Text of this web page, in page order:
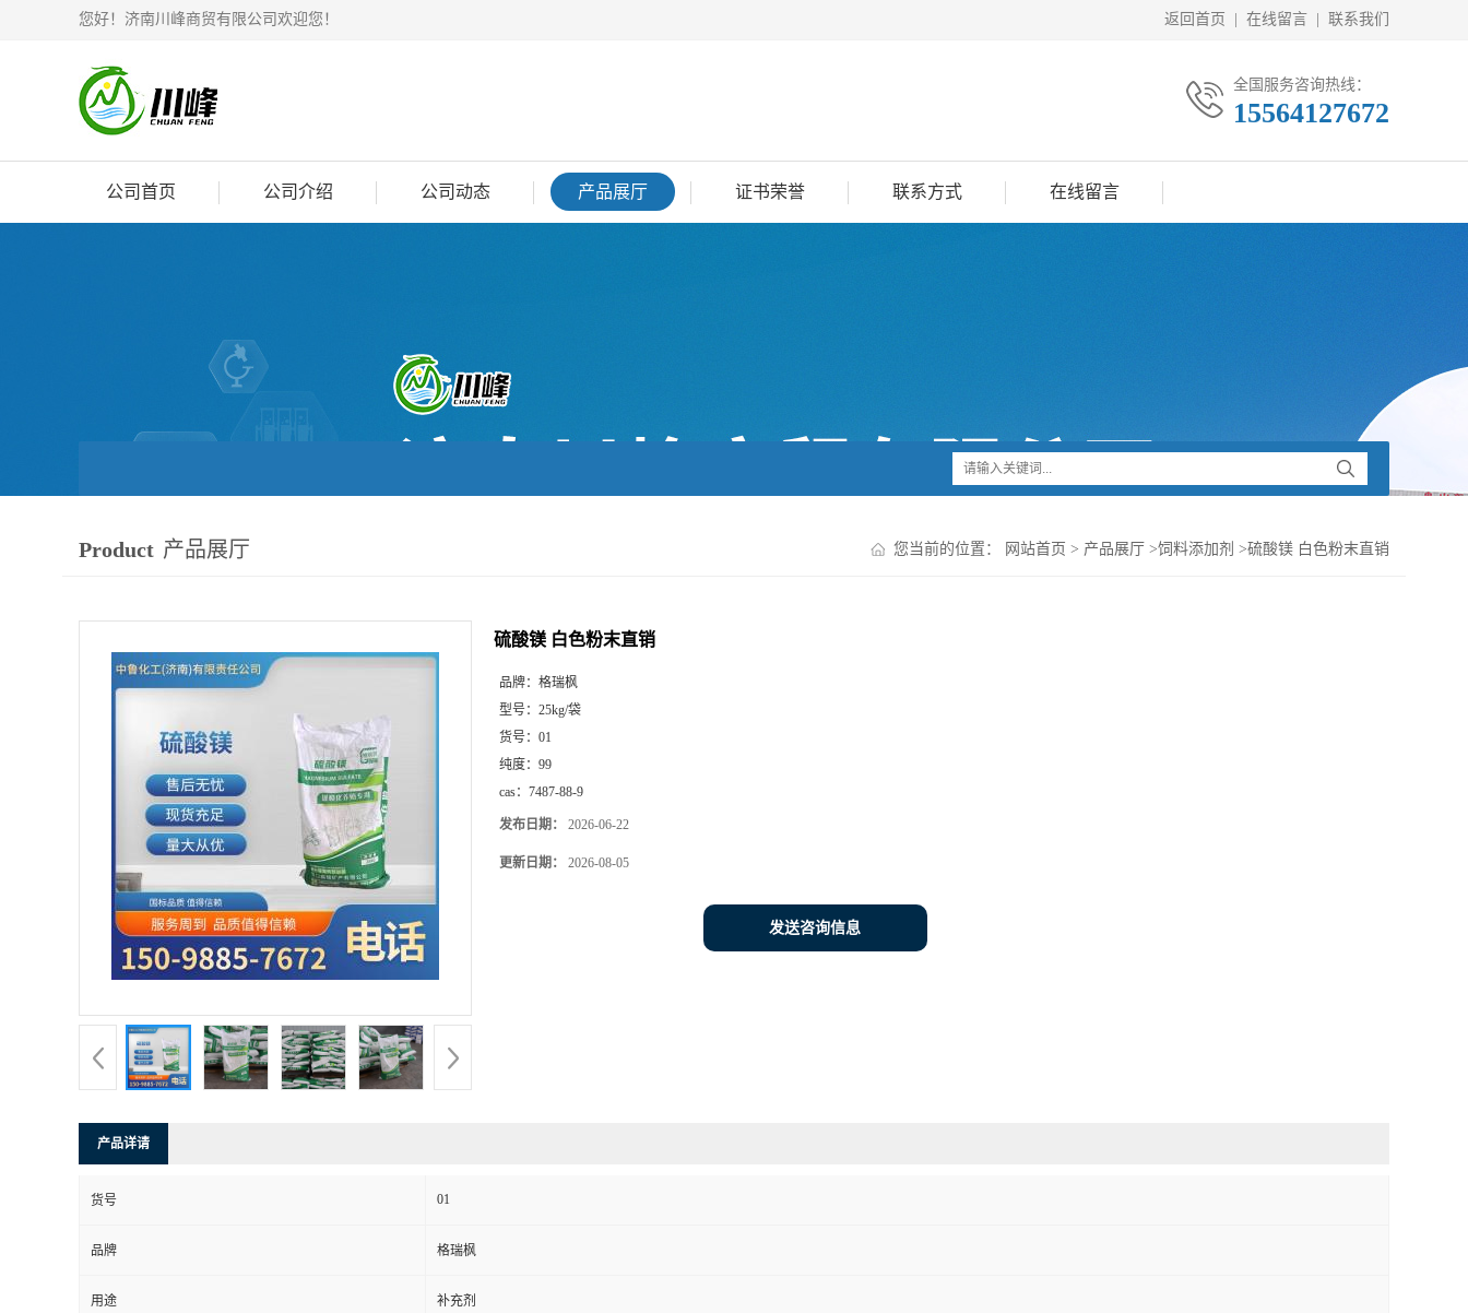
您好！济南川峰商贸有限公司欢迎您！ 返回首页 在线留言 联系我们
全国服务咨询热线：
15564127672
公司首页 公司介绍 公司动态 产品展厅 证书荣誉 联系方式 在线留言
Product 产品展厅 您当前的位置： 网站首页 > 产品展厅 >饲料添加剂 >硫酸镁 白色粉末直销
硫酸镁 白色粉末直销
品牌： 格瑞枫
型号： 25kg/袋
货号： 01
纯度： 99
cas： 7487-88-9
发布日期： 2026-06-22
更新日期： 2026-08-05
发送咨询信息
产品详请
货号 01
品牌 格瑞枫
用途 补充剂